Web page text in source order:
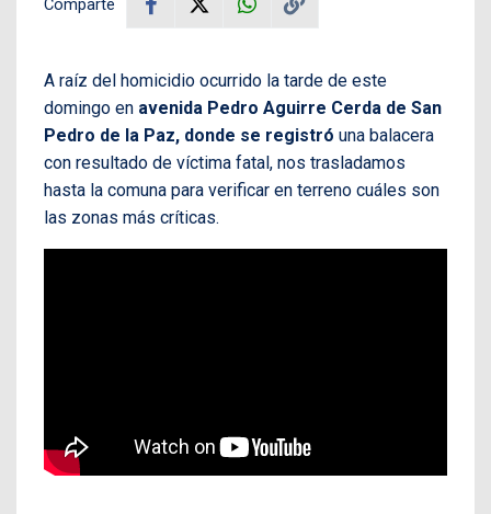
Comparte
A raíz del homicidio ocurrido la tarde de este
domingo en avenida Pedro Aguirre Cerda de San
Pedro de la Paz, donde se registró una balacera
con resultado de víctima fatal, nos trasladamos
hasta la comuna para verificar en terreno cuáles son
las zonas más críticas.